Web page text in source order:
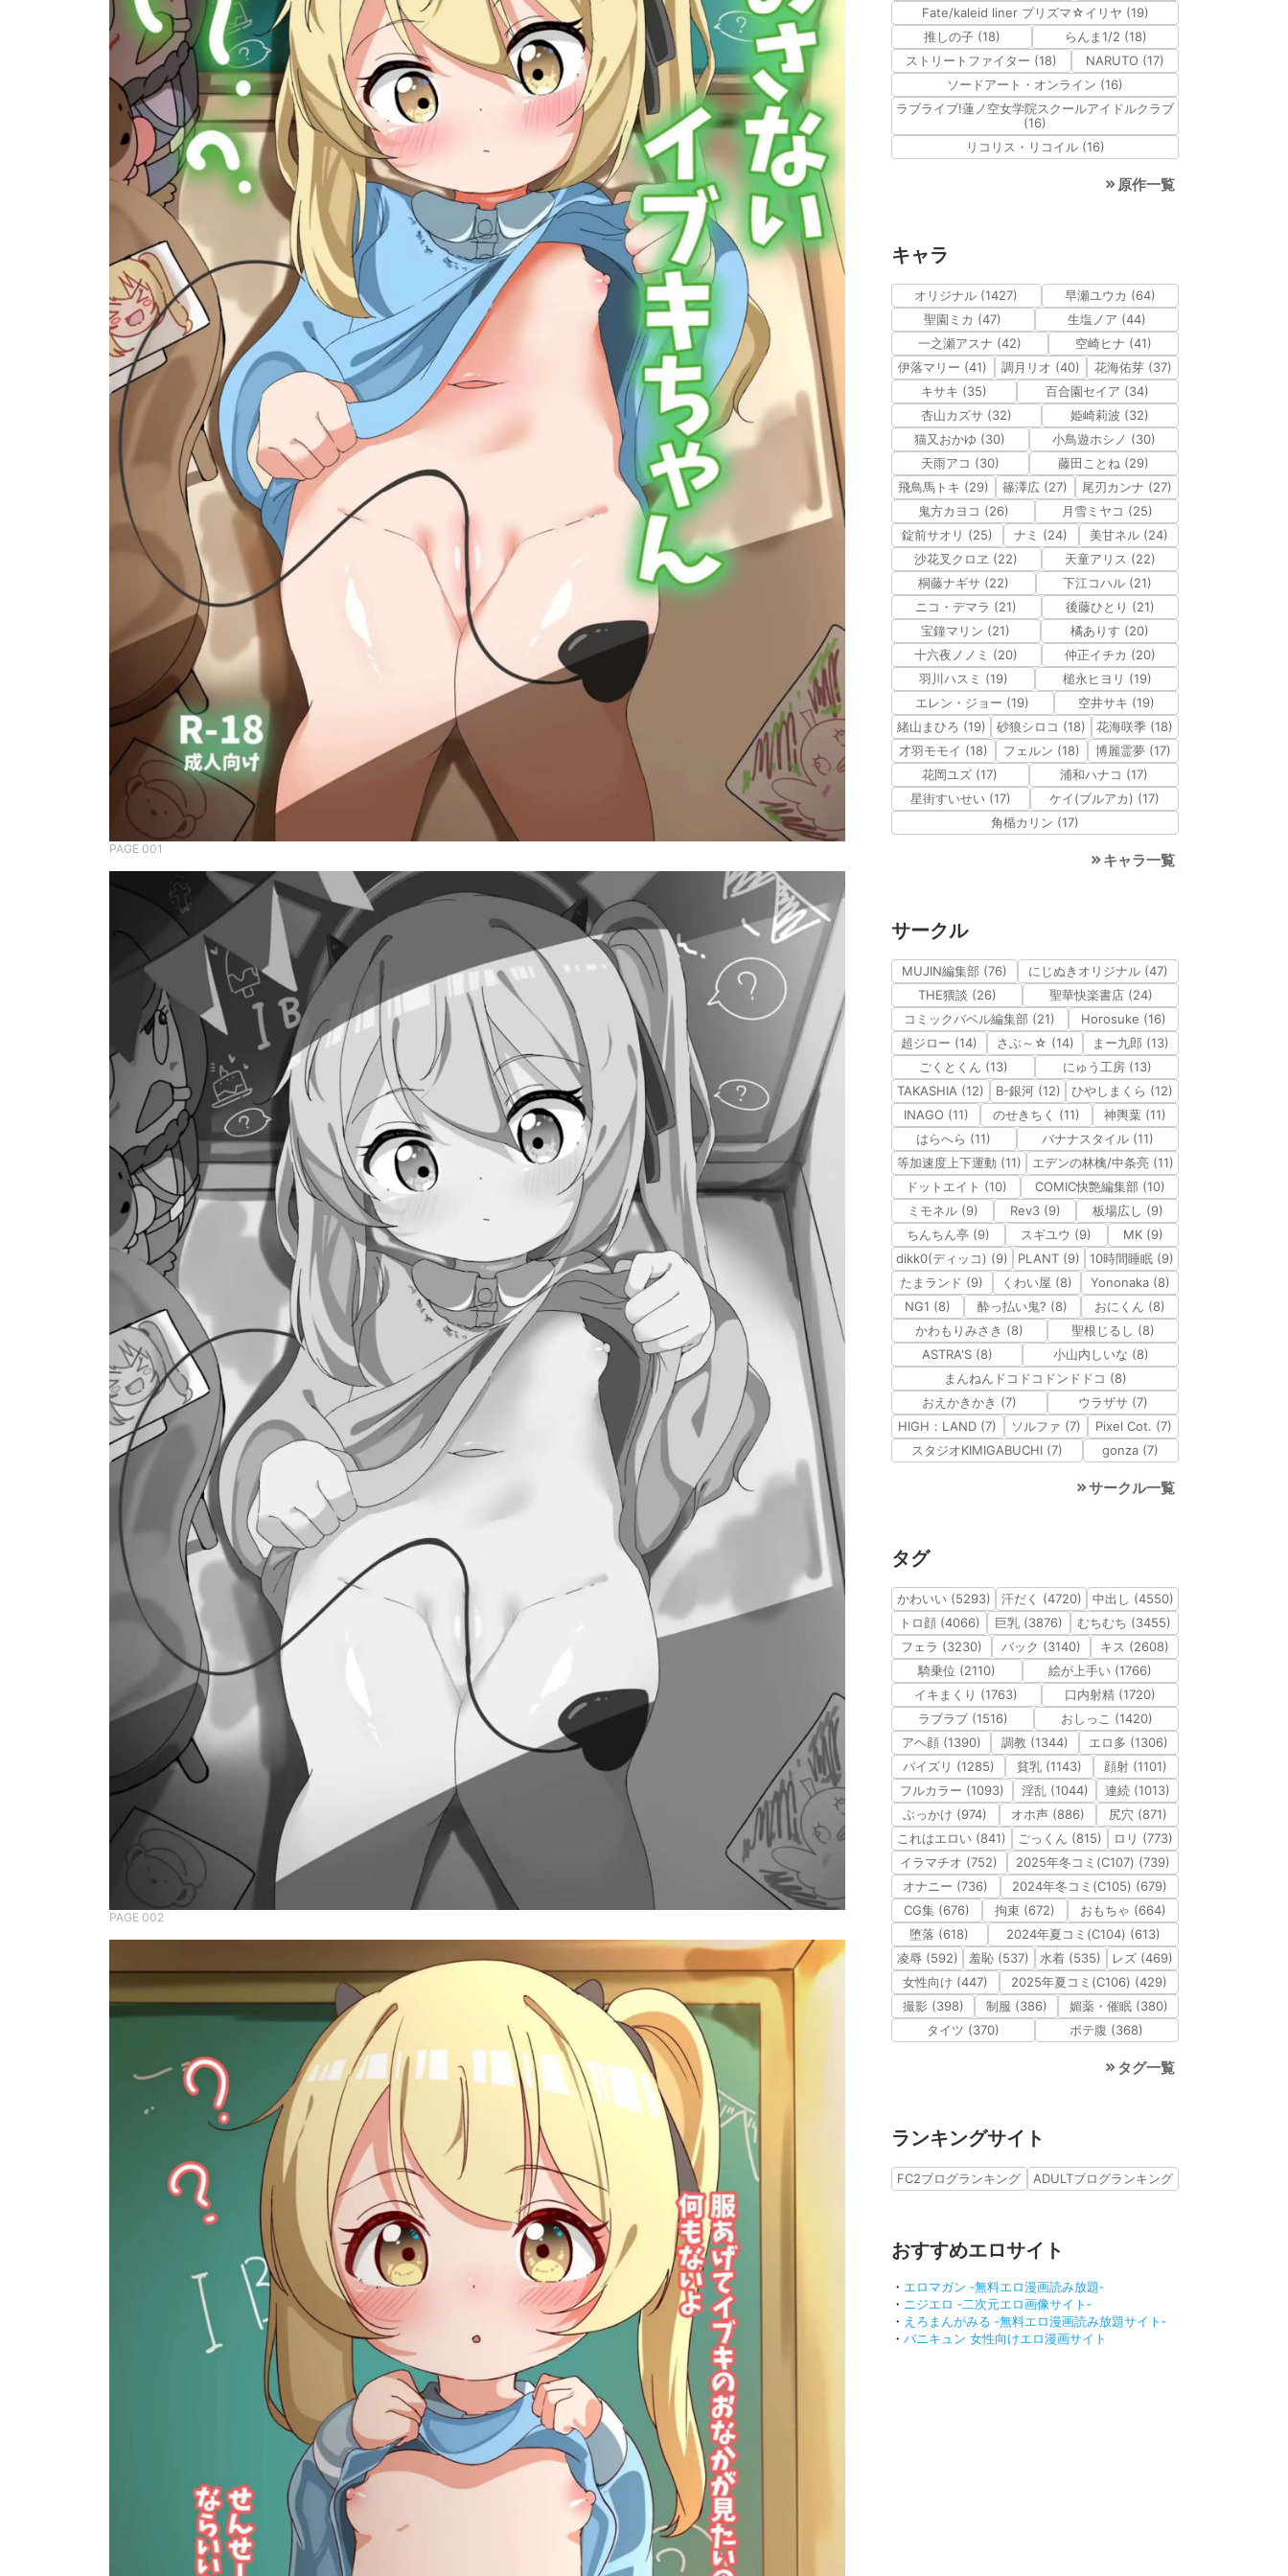
PAGE 001
PAGE 002
Fate/kaleid liner プリズマ☆イリヤ (19)
推しの子 (18)
らんま1/2 (18)
ストリートファイター (18)
NARUTO (17)
ソードアート・オンライン (16)
ラブライブ!蓮ノ空女学院スクールアイドルクラブ
(16)
リコリス・リコイル (16)
原作一覧
キャラ
オリジナル (1427)
早瀬ユウカ (64)
聖園ミカ (47)
生塩ノア (44)
一之瀬アスナ (42)
空崎ヒナ (41)
伊落マリー (41)
調月リオ (40)
花海佑芽 (37)
キサキ (35)
百合園セイア (34)
杏山カズサ (32)
姫崎莉波 (32)
猫又おかゆ (30)
小鳥遊ホシノ (30)
天雨アコ (30)
藤田ことね (29)
飛鳥馬トキ (29)
篠澤広 (27)
尾刃カンナ (27)
鬼方カヨコ (26)
月雪ミヤコ (25)
錠前サオリ (25)
ナミ (24)
美甘ネル (24)
沙花叉クロヱ (22)
天童アリス (22)
桐藤ナギサ (22)
下江コハル (21)
ニコ・デマラ (21)
後藤ひとり (21)
宝鐘マリン (21)
橘ありす (20)
十六夜ノノミ (20)
仲正イチカ (20)
羽川ハスミ (19)
槌永ヒヨリ (19)
エレン・ジョー (19)
空井サキ (19)
緒山まひろ (19)
砂狼シロコ (18)
花海咲季 (18)
才羽モモイ (18)
フェルン (18)
博麗霊夢 (17)
花岡ユズ (17)
浦和ハナコ (17)
星街すいせい (17)
ケイ(ブルアカ) (17)
角楯カリン (17)
キャラ一覧
サークル
MUJIN編集部 (76)
にじぬきオリジナル (47)
THE猥談 (26)
聖華快楽書店 (24)
コミックバベル編集部 (21)
Horosuke (16)
超ジロー (14)
さぶ～☆ (14)
まー九郎 (13)
ごくとくん (13)
にゅう工房 (13)
TAKASHIA (12)
B-銀河 (12)
ひやしまくら (12)
INAGO (11)
のせきちく (11)
神輿葉 (11)
はらへら (11)
バナナスタイル (11)
等加速度上下運動 (11)
エデンの林檎/中条亮 (11)
ドットエイト (10)
COMIC快艶編集部 (10)
ミモネル (9)
Rev3 (9)
板場広し (9)
ちんちん亭 (9)
スギユウ (9)
MK (9)
dikk0(ディッコ) (9)
PLANT (9)
10時間睡眠 (9)
たまランド (9)
くわい屋 (8)
Yononaka (8)
NG1 (8)
酔っ払い鬼? (8)
おにくん (8)
かわもりみさき (8)
聖根じるし (8)
ASTRA'S (8)
小山内しいな (8)
まんねんドコドコドンドドコ (8)
おえかきかき (7)
ウラザサ (7)
HIGH：LAND (7)
ソルファ (7)
Pixel Cot. (7)
スタジオKIMIGABUCHI (7)
gonza (7)
サークル一覧
タグ
かわいい (5293) 汗だく (4720)
中出し (4550)
トロ顔 (4066)
巨乳 (3876)
むちむち (3455)
フェラ (3230)
バック (3140)
キス (2608)
騎乗位 (2110)
絵が上手い (1766)
イキまくり (1763)
口内射精 (1720)
ラブラブ (1516)
おしっこ (1420)
アヘ顔 (1390)
調教 (1344)
エロ多 (1306)
パイズリ (1285)
貧乳 (1143)
顔射 (1101)
フルカラー (1093)
淫乱 (1044)
連続 (1013)
ぶっかけ (974)
オホ声 (886)
尻穴 (871)
これはエロい (841)
ごっくん (815)
ロリ (773)
イラマチオ (752)
2025年冬コミ(C107) (739)
オナニー (736)
2024年冬コミ(C105) (679)
CG集 (676)
拘束 (672)
おもちゃ (664)
堕落 (618)
2024年夏コミ(C104) (613)
凌辱 (592)
羞恥 (537) 水着 (535)
レズ (469)
女性向け (447)
2025年夏コミ(C106) (429)
撮影 (398)
制服 (386)
媚薬・催眠 (380)
タイツ (370)
ボテ腹 (368)
タグ一覧
ランキングサイト
FC2ブログランキング ADULTブログランキング
おすすめエロサイト
・ エロマガン ‐無料エロ漫画読み放題‐
・ ニジエロ ‐二次元エロ画像サイト‐
・ えろまんがみる ‐無料エロ漫画読み放題サイト‐
・ バニキュン 女性向けエロ漫画サイト